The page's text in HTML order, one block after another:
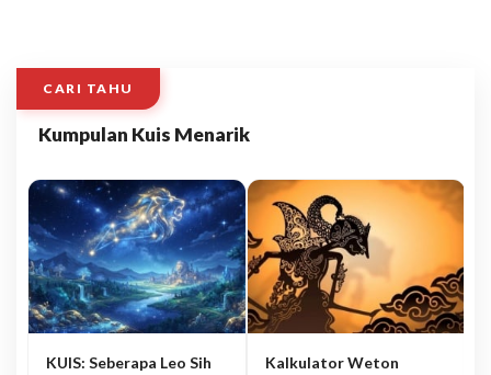
CARI TAHU
Kumpulan Kuis Menarik
KUIS: Seberapa Leo Sih
Kalkulator Weton